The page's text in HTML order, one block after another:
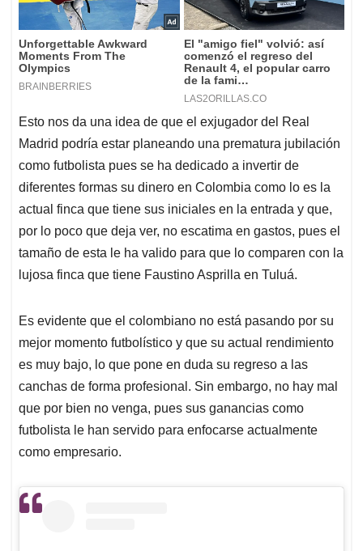
Esto nos da una idea de que el exjugador del Real
Madrid podría estar planeando una prematura jubilación
como futbolista pues se ha dedicado a invertir de
diferentes formas su dinero en Colombia como lo es la
actual finca que tiene sus iniciales en la entrada y que,
por lo poco que deja ver, no escatima en gastos, pues el
tamaño de esta le ha valido para que lo comparen con la
lujosa finca que tiene Faustino Asprilla en Tuluá.
Es evidente que el colombiano no está pasando por su
mejor momento futbolístico y que su actual rendimiento
es muy bajo, lo que pone en duda su regreso a las
canchas de forma profesional. Sin embargo, no hay mal
que por bien no venga, pues sus ganancias como
futbolista le han servido para enfocarse actualmente
como empresario.